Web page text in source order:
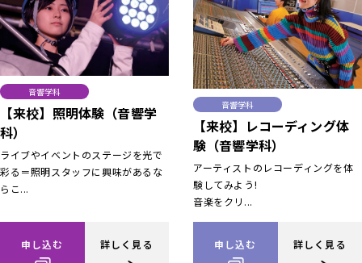
音響学科
【来校】照明体験（音響学
科）
ライブやイベントのステージを光で
彩る＝照明スタッフに興味があるな
らこ...
申し込む 詳しく見る
音響学科
【来校】レコーディング体
験（音響学科）
アーティストのレコーディングを体
験してみよう!
音楽をクリ...
申し込む 詳しく見る